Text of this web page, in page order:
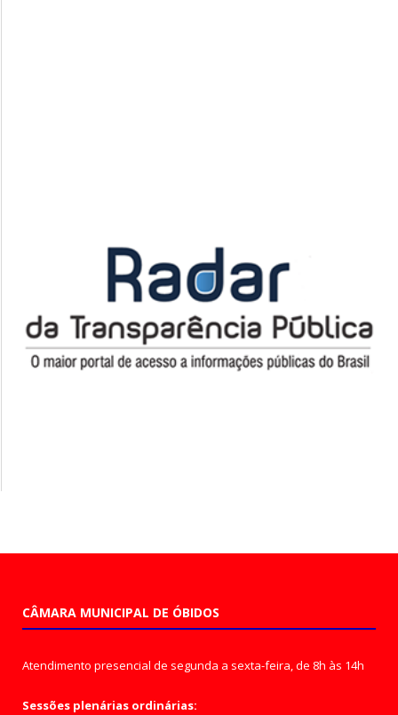
CÂMARA MUNICIPAL DE ÓBIDOS
Atendimento presencial de segunda a sexta-feira, de 8h às 14h
Sessões plenárias ordinárias: